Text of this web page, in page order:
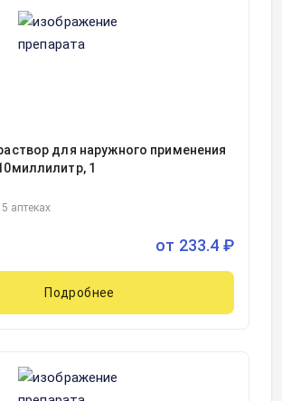
для наружного применения
1
аптеках
от 233.4 ₽
Подробнее